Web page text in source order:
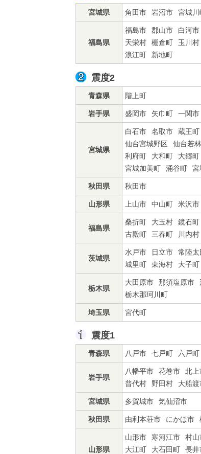
宮城県 角田市 岩沼市 宮城川
福島県
福島市 郡山市 白河市
天栄村
棚倉町 玉川村
浪江町
新地町
震度2
青森県 階上町
岩手県 盛岡市 矢巾町 一関市
宮城県
白石市 名取市 蔵王町
仙台宮城野区
仙台若
利府町
大和町 大郷町
宮城加美町
涌谷町 宮
秋田県 秋田市
山形県 上山市 中山町 米沢市
福島県
桑折町 大玉村 鏡石町
古殿町
三春町 川内村
茨城県
水戸市 日立市 常陸太
城里町
東海村 大子町
栃木県
大田原市 那須塩原市
栃木那珂川町
埼玉県 宮代町
震度1
青森県 八戸市 七戸町 六戸町
岩手県
八幡平市 花巻市 北上
普代村
野田村 大船渡
宮城県 多賀城市 気仙沼市
秋田県 由利本荘市 にかほ市
山形県
山形市 寒河江市 村山
大江町
大石田町 長井